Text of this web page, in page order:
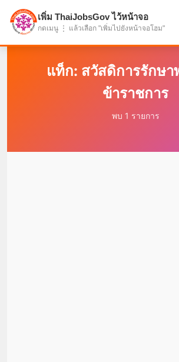
แบ่งปันโอกาส เพื่ออนาคตที่ก้าวหน้า
แท็ก: สวัสดิการรักษา
ข้าราชการ
พบ 1 รายการ
เพิ่ม ThaiJobsGov ไว้หน้าจอ
กดเมนู ⋮ แล้วเลือก "เพิ่มไปยังหน้าจอโฮม"